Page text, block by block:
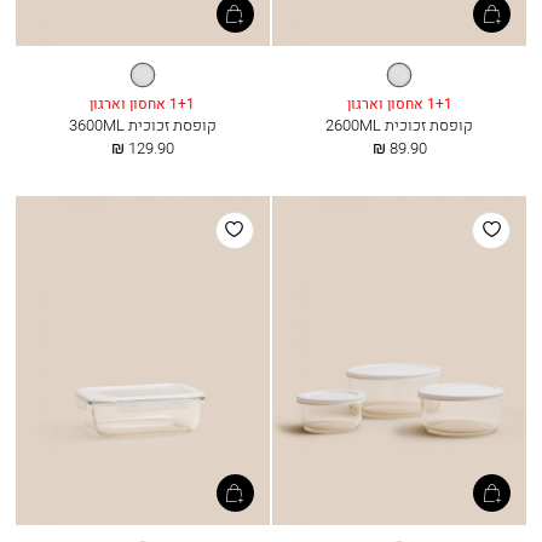
שקוף
1+1 אחסון וארגון
קופסת זכוכית 2600ML
החל
89.90 ₪
שקוף
1+1 אחסון וארגון
קופסת זכוכית 3600ML
החל
129.90 ₪
הוסף
למועדפים
הוסף
למועדפים